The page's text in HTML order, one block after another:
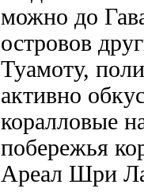
можно до
островов
Туамоту,
активно
коралловые
побережья
Ареал Шри